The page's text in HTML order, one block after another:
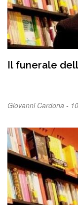
Il funerale
Giovanni Cardona -